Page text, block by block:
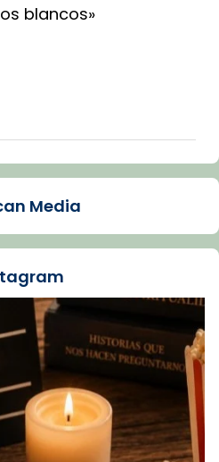
blancos»
Barcelona
Fa gairebé
Lluís Companys, la
comp
Vatican
es/iglesia/news/2026-
papa-viaje-
Media